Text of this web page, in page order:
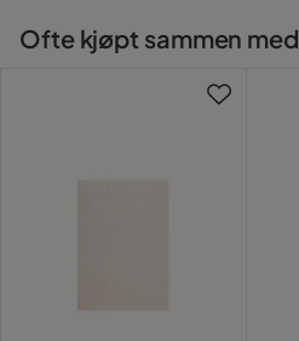
Ofte kjøpt sammen med